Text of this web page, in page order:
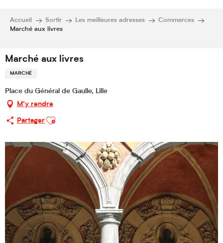
Accueil Sortir Les meilleures adresses
Commerces
Marché aux livres
Marché aux livres
MARCHÉ
Place du Général de Gaulle, Lille
M'y rendre
Partager
Ajouter aux favoris